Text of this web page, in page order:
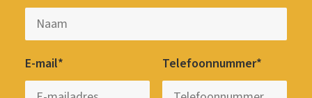
E-mail* Telefoonnummer*